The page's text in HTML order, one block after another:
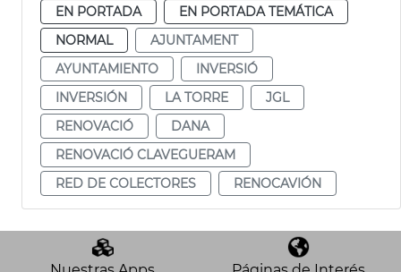
EN PORTADA
EN PORTADA TEMÁTICA
NORMAL
AJUNTAMENT
AYUNTAMIENTO
INVERSIÓ
INVERSIÓN
LA TORRE
JGL
RENOVACIÓ
DANA
RENOVACIÓ CLAVEGUERAM
RED DE COLECTORES
RENOCAVIÓN